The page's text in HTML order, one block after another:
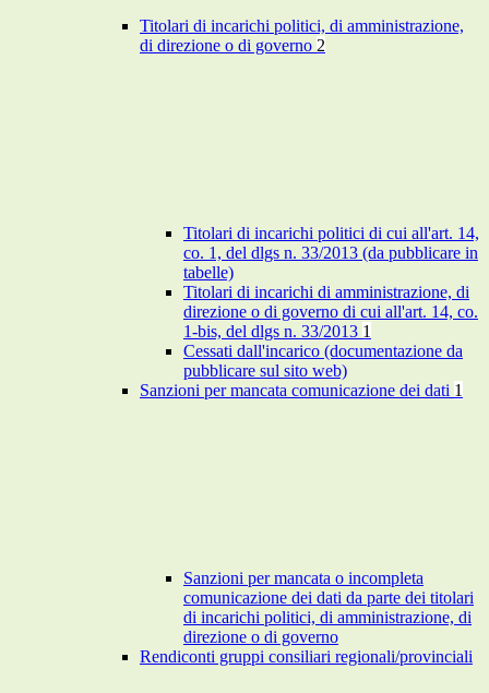
Titolari di incarichi politici, di amministrazione,
di direzione o di governo 2
Titolari di incarichi politici di cui all'art. 14,
co. 1, del dlgs n. 33/2013 (da pubblicare in
tabelle)
Titolari di incarichi di amministrazione, di
direzione o di governo di cui all'art. 14, co.
1-bis, del dlgs n. 33/2013 1
Cessati dall'incarico (documentazione da
pubblicare sul sito web)
Sanzioni per mancata comunicazione dei dati 1
Sanzioni per mancata o incompleta
comunicazione dei dati da parte dei titolari
di incarichi politici, di amministrazione, di
direzione o di governo
Rendiconti gruppi consiliari regionali/provinciali